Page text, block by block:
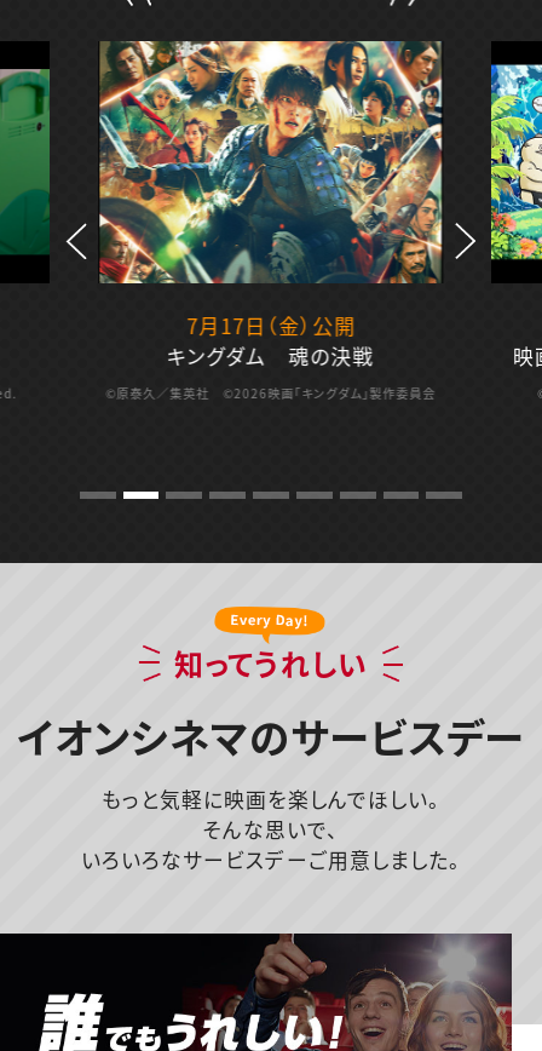
7月17日（金）公開
キングダム 魂の決戦
©原泰久／集英社 ©2026映画「キングダム」製作委員会
映
知ってうれしい
イオンシネマのサービスデー
もっと気軽に映画を楽しんでほしい。
そんな思いで、
いろいろなサービスデーご用意しました。